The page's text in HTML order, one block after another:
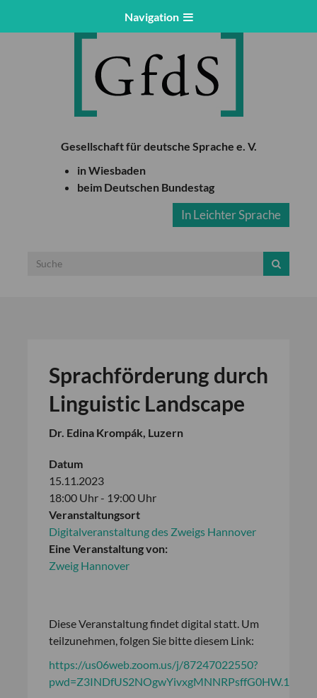
Navigation
Gesellschaft für deutsche Sprache e. V.
in Wiesbaden
beim Deutschen Bundestag
In Leichter Sprache
Sprachförderung durch
Linguistic Landscape
Dr. Edina Krompák, Luzern
Datum
15.11.2023
18:00 Uhr - 19:00 Uhr
Veranstaltungsort
Digitalveranstaltung des Zweigs Hannover
Eine Veranstaltung von:
Zweig Hannover
Diese Veranstaltung findet digital statt. Um
teilzunehmen, folgen Sie bitte diesem Link:
https://us06web.zoom.us/j/87247022550?
pwd=Z3INDfUS2NOgwYivxgMNNRPsffG0HW.1